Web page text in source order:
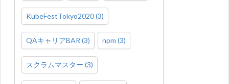
KubeFestTokyo2020(3)
QAキャリアBAR (3) npm (3)
スクラムマスター (3)